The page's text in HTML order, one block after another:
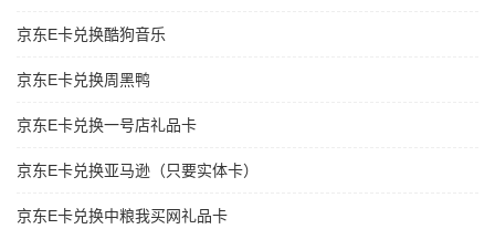
京东E卡兑换酷狗音乐
京东E卡兑换周黑鸭
京东E卡兑换一号店礼品卡
京东E卡兑换亚马逊（只要实体卡）
京东E卡兑换中粮我买网礼品卡